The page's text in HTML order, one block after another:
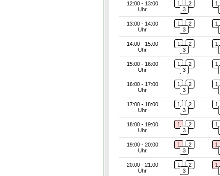
12:00 - 13:00
Uhr
1
2
3
1
13:00 - 14:00
Uhr
1
2
3
1
14:00 - 15:00
Uhr
1
2
3
1
15:00 - 16:00
Uhr
1
2
3
1
16:00 - 17:00
Uhr
1
2
3
1
17:00 - 18:00
Uhr
1
2
3
1
18:00 - 19:00
Uhr
1
2
3
1
19:00 - 20:00
Uhr
1
2
3
1
20:00 - 21:00
Uhr
1
2
3
1